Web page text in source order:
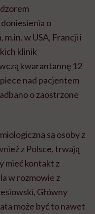
o
w USA, Francji i
klinik
kwarantannę 12
nad pacjentem
o zaostrzone
są osoby z
z Polsce, trwają
mieć kontakt z
w rozmowie z
Główny
może być to nawet